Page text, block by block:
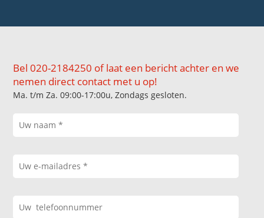
Bel 020-2184250 of laat een bericht achter en we
nemen direct contact met u op!
Ma. t/m Za. 09:00-17:00u, Zondags gesloten.